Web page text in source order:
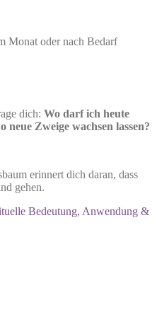
Monat oder nach Bedarf
dich: Wo darf ich heute
Zweige wachsen lassen?
erinnert dich daran, dass
gehen.
Bedeutung, Anwendung &